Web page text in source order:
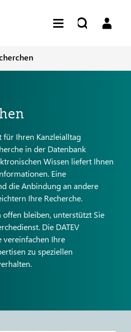
für Ihren Kanzleialltag
in der Datenbank
Wissen liefert Ihnen
Eine
die Anbindung an andere
Ihre Recherche.
offen bleiben, unterstützt Sie
Die DATEV
vereinfachen Ihre
zu speziellen